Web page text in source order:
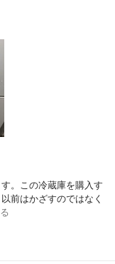
。この冷蔵庫を購入す
前はかざすのではなく